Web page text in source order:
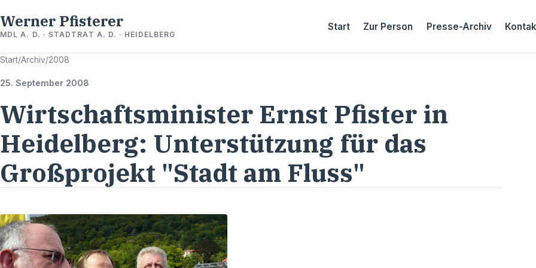
Werner Pfisterer
MDL A. D. · STADTRAT A. D. · HEIDELBERG
Start Zur Person Presse-Archiv
Start/Archiv/2008
25. September 2008
Wirtschaftsminister Ernst Pfister in
Heidelberg: Unterstützung für das
Großprojekt "Stadt am Fluss"